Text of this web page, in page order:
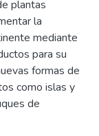
plantas
la
mediante
para su
formas de
como islas y
de